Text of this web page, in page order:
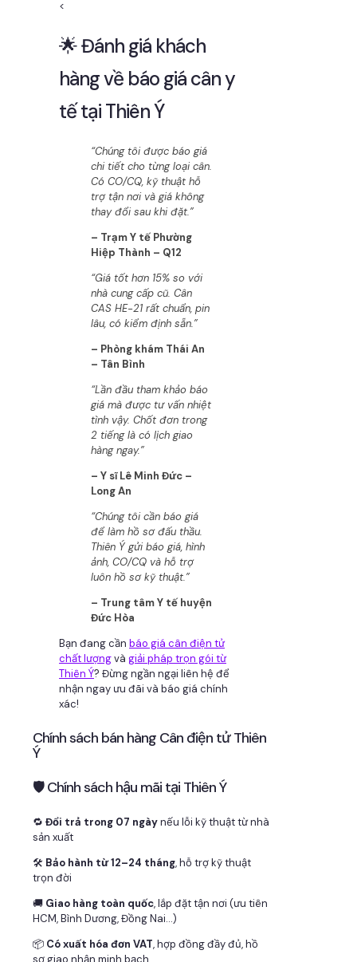
<
🌟 Đánh giá khách
hàng về báo giá cân y
tế tại Thiên Ý
“Chúng tôi được báo giá
chi tiết cho từng loại cân.
Có CO/CQ, kỹ thuật hỗ
trợ tận nơi và giá không
thay đổi sau khi đặt.”
– Trạm Y tế Phường
Hiệp Thành – Q12
“Giá tốt hơn 15% so với
nhà cung cấp cũ. Cân
CAS HE-21 rất chuẩn, pin
lâu, có kiểm định sẵn.”
– Phòng khám Thái An
– Tân Bình
“Lần đầu tham khảo báo
giá mà được tư vấn nhiệt
tình vậy. Chốt đơn trong
2 tiếng là có lịch giao
hàng ngay.”
– Y sĩ Lê Minh Đức –
Long An
“Chúng tôi cần báo giá
để làm hồ sơ đấu thầu.
Thiên Ý gửi báo giá, hình
ảnh, CO/CQ và hỗ trợ
luôn hồ sơ kỹ thuật.”
– Trung tâm Y tế huyện
Đức Hòa
Bạn đang cần báo giá cân điện tử
chất lượngvà giải pháp trọn gói từ
Thiên Ý? Đừng ngần ngại liên hệ để
nhận ngay ưu đãi và báo giá chính
xác!
Chính sách bán hàng Cân điện tử Thiên
Ý
🛡 Chính sách hậu mãi tại Thiên Ý
🔁 Đổi trả trong 07 ngàynếu lỗi kỹ thuật từ nhà
sản xuất
🛠 Bảo hành từ 12–24 tháng, hỗ trợ kỹ thuật
trọn đời
🚚 Giao hàng toàn quốc, lắp đặt tận nơi (ưu tiên
HCM, Bình Dương, Đồng Nai…)
📦 Có xuất hóa đơn VAT, hợp đồng đầy đủ, hồ
sơ giao nhận minh bạch